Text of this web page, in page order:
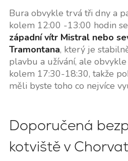
Bura obvykle trvá tři dny a
kolem 12:00 -13:00 hodin
západní vítr Mistral nebo
Tramontana, který je
plavbu a užívání, ale
kolem 17:30-18:30, takže
měli byste toho co nejvíce
Doporučená
kotviště v